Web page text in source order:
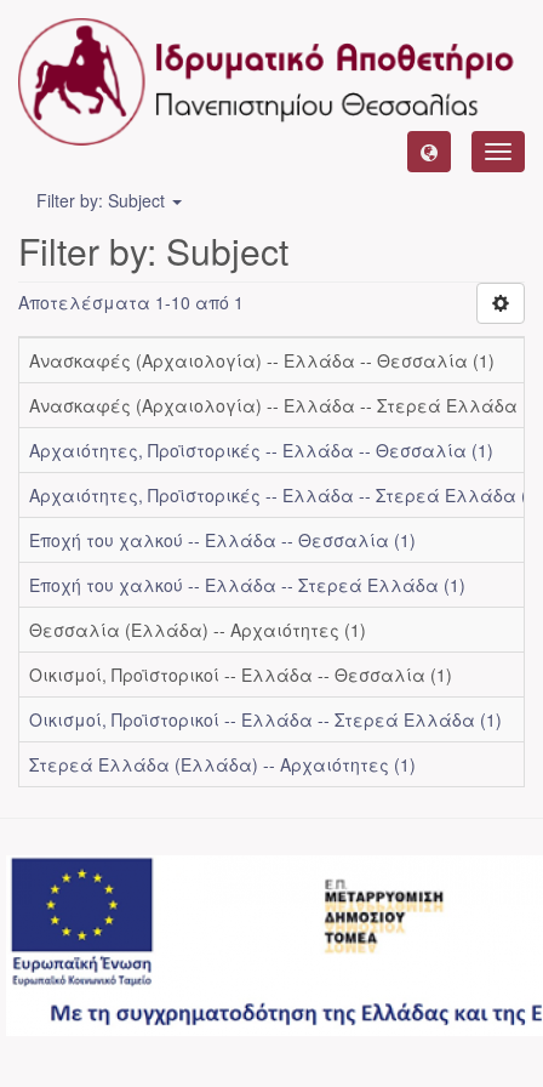
Filter by: Subject
Filter by: Subject
Αποτελέσματα 1-10 από 1
Ανασκαφές (Αρχαιολογία) -- Ελλάδα -- Θεσσαλία (1)
Ανασκαφές (Αρχαιολογία) -- Ελλάδα -- Στερεά Ελλάδα (1)
Αρχαιότητες, Προϊστορικές -- Ελλάδα -- Θεσσαλία (1)
Αρχαιότητες, Προϊστορικές -- Ελλάδα -- Στερεά Ελλάδα (1)
Εποχή του χαλκού -- Ελλάδα -- Θεσσαλία (1)
Εποχή του χαλκού -- Ελλάδα -- Στερεά Ελλάδα (1)
Θεσσαλία (Ελλάδα) -- Αρχαιότητες (1)
Οικισμοί, Προϊστορικοί -- Ελλάδα -- Θεσσαλία (1)
Οικισμοί, Προϊστορικοί -- Ελλάδα -- Στερεά Ελλάδα (1)
Στερεά Ελλάδα (Ελλάδα) -- Αρχαιότητες (1)